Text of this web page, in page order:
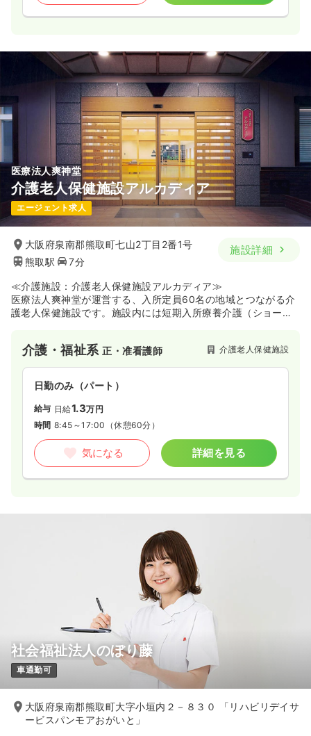
医療法人爽神堂
介護老人保健施設アルカディア
エージェント求人
大阪府泉南郡熊取町七山2丁目2番1号
熊取駅
7分
施設詳細
≪介護施設：介護老人保健施設アルカディア≫
医療法人爽神堂が運営する、入所定員60名の地域とつながる介
護老人保健施設です。施設内には短期入所療養介護（ショート
訓練を通じて一日でも早い家庭復帰を目指した支援を行ってい
ます。日常生活動作を中心としたリハビリテーションに加え、
レクリエーションや趣味活動、一般浴・特殊浴槽での入浴、送
迎サービスなど、在宅復帰から在宅生活の継続までを多角的に
サポートする体制を整えているのが特徴です。他職種と連携し
ながら、利用者様お一人おひとりの生活に寄り添った相談援助
やケアプランに基づく支援を実践したい方にオススメの施設で
介護・福祉系正・准看護師 介護老人保健施設
日勤のみ（パート）
給与 日給1.3万円
時間 8:45～17:00 （休憩60分）
気になる 詳細を見る
社会福祉法人のぼり藤
車通勤可
大阪府泉南郡熊取町大字小垣内２－８３０ 「リハビリデイサ
ービスパンモアおがいと」